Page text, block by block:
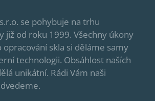
se pohybuje na trhu
již od roku 1999. Všechny úkony
skla si děláme samy
technologii. Obsáhlost naších
unikátní. Rádi Vám naši